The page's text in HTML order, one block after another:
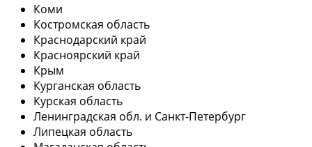
Коми
Костромская область
Краснодарский край
Красноярский край
Крым
Курганская область
Курская область
Ленинградская обл. и Санкт-Петербург
Липецкая область